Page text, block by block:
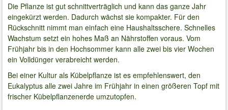
Die Pflanze ist gut schnittverträglich und kann das ganze Jahr
eingekürzt werden. Dadurch wächst sie kompakter. Für den
Rückschnitt nimmt man einfach eine Haushaltsschere. Schnelles
Wachstum setzt ein hohes Maß an Nährstoffen voraus. Vom
Frühjahr bis in den Hochsommer kann alle zwei bis vier Wochen
ein Volldünger verabreicht werden.
Bei einer Kultur als Kübelpflanze ist es empfehlenswert, den
Eukalyptus alle zwei Jahre im Frühjahr in einen größeren Topf mit
frischer Kübelpflanzenerde umzutopfen.